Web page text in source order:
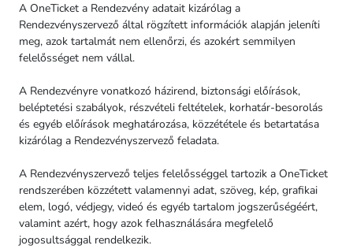
A OneTicket a Rendezvény adatait kizárólag a
Rendezvényszervező által rögzített információk alapján jeleníti
meg, azok tartalmát nem ellenőrzi, és azokért semmilyen
felelősséget nem vállal.
A Rendezvényre vonatkozó házirend, biztonsági előírások,
beléptetési szabályok, részvételi feltételek, korhatár-besorolás
és egyéb előírások meghatározása, közzététele és betartatása
kizárólag a Rendezvényszervező feladata.
A Rendezvényszervező teljes felelősséggel tartozik a OneTicket
rendszerében közzétett valamennyi adat, szöveg, kép, grafikai
elem, logó, védjegy, videó és egyéb tartalom jogszerűségéért,
valamint azért, hogy azok felhasználására megfelelő
jogosultsággal rendelkezik.